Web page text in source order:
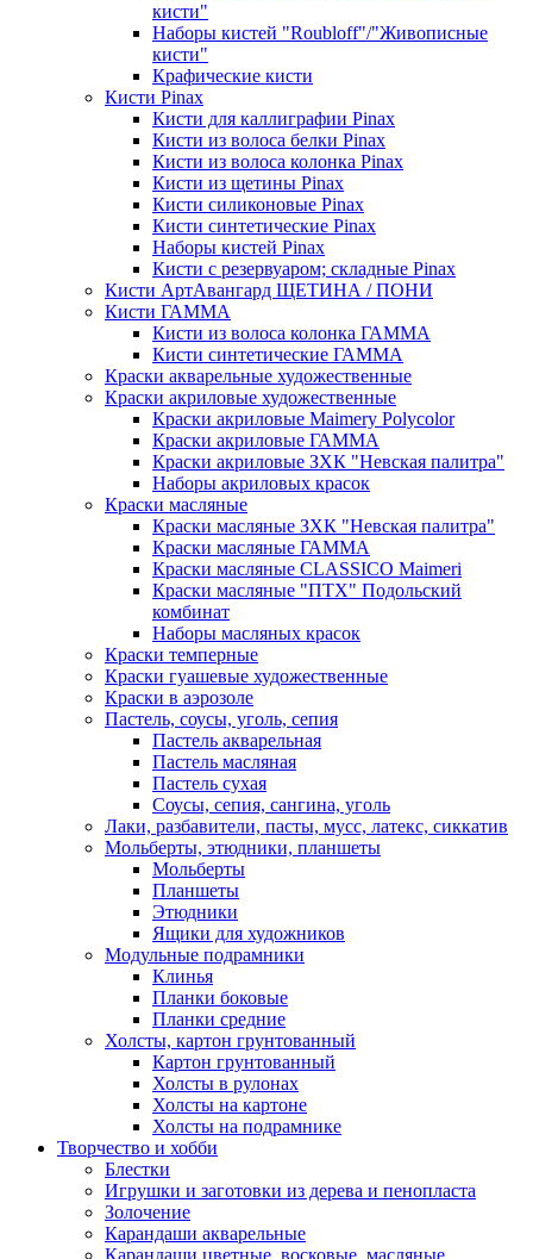
кисти"
Наборы кистей "Roubloff"/"Живописные
кисти"
Крафические кисти
Кисти Pinax
Кисти для каллиграфии Pinax
Кисти из волоса белки Pinax
Кисти из волоса колонка Pinax
Кисти из щетины Pinax
Кисти силиконовые Pinax
Кисти синтетические Pinax
Наборы кистей Pinax
Кисти с резервуаром; складные Pinax
Кисти АртАвангард ЩЕТИНА / ПОНИ
Кисти ГАММА
Кисти из волоса колонка ГАММА
Кисти синтетические ГАММА
Краски акварельные художественные
Краски акриловые художественные
Краски акриловые Maimery Polycolor
Краски акриловые ГАММА
Краски акриловые ЗХК "Невская палитра"
Наборы акриловых красок
Краски масляные
Краски масляные ЗХК "Невская палитра"
Краски масляные ГАММА
Краски масляные CLASSICO Maimeri
Краски масляные "ПТХ" Подольский
комбинат
Наборы масляных красок
Краски темперные
Краски гуашевые художественные
Краски в аэрозоле
Пастель, соусы, уголь, сепия
Пастель акварельная
Пастель масляная
Пастель сухая
Соусы, сепия, сангина, уголь
Лаки, разбавители, пасты, мусс, латекс, сиккатив
Мольберты, этюдники, планшеты
Мольберты
Планшеты
Этюдники
Ящики для художников
Модульные подрамники
Клинья
Планки боковые
Планки средние
Холсты, картон грунтованный
Картон грунтованный
Холсты в рулонах
Холсты на картоне
Холсты на подрамнике
Творчество и хобби
Блестки
Игрушки и заготовки из дерева и пенопласта
Золочение
Карандаши акварельные
Карандаши цветные, восковые, масляные,